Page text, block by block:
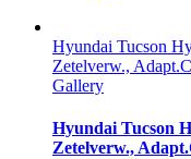
Hyundai Tucson
Zetelverw.,
Gallery
Hyundai Tucson
Zetelverw.,